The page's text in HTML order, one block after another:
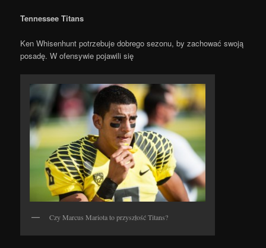
Tennessee Titans
Ken Whisenhunt potrzebuje dobrego sezonu, by zachować swoją
posadę. W ofensywie pojawili się
Czy Marcus Mariota to przyszłość Titans?